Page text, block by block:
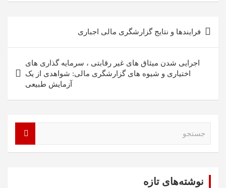
نوشته
فرایندها و نتایج گزارشگری مالی اجباری
اجرایی شدن میثاق های غیر رقابتی ، سرمایه گذاری های
اختیاری و شیوه های گزارشگری مالی: شواهدی از یک
آزمایش طبیعی
نوشته‌های تازه